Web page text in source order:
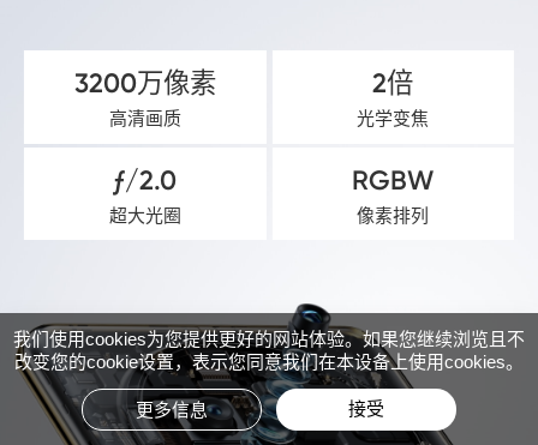
3200万像素
高清画质
2倍
光学变焦
ƒ/2.0
超大光圈
RGBW
像素排列
我们使用cookies为您提供更好的网站体验。如果您继续浏览且不
改变您的cookie设置，表示您同意我们在本设备上使用cookies。
更多信息 接受